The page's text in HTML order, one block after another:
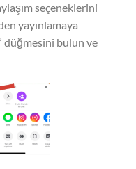
seçeneklerini
yayınlamaya
düğmesini bulun ve